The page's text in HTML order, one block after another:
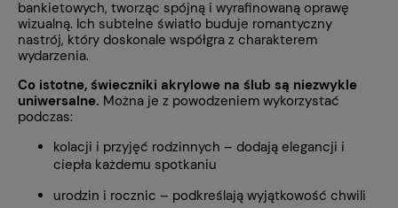
bankietowych, tworząc spójną i wyrafinowaną oprawę
wizualną. Ich subtelne światło buduje romantyczny
nastrój, który doskonale współgra z charakterem
wydarzenia.
Co istotne, świeczniki akrylowe na ślub są niezwykle
uniwersalne. Można je z powodzeniem wykorzystać
podczas:
kolacji i przyjęć rodzinnych – dodają elegancji i
ciepła każdemu spotkaniu
urodzin i rocznic – podkreślają wyjątkowość chwili